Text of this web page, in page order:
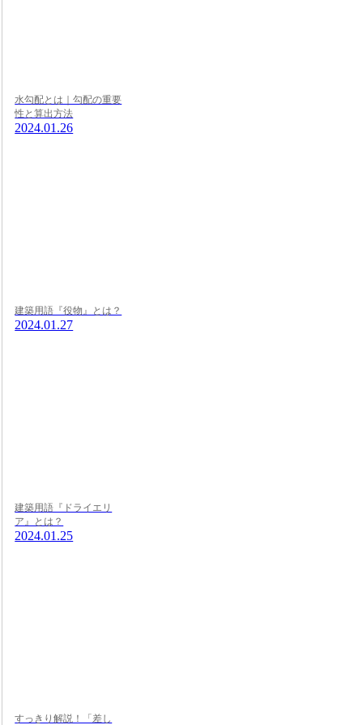
水勾配とは｜勾配の重要
性と算出方法
2024.01.26
建築用語『役物』とは？
2024.01.27
建築用語『ドライエリ
ア』とは？
2024.01.25
すっきり解説！「差し